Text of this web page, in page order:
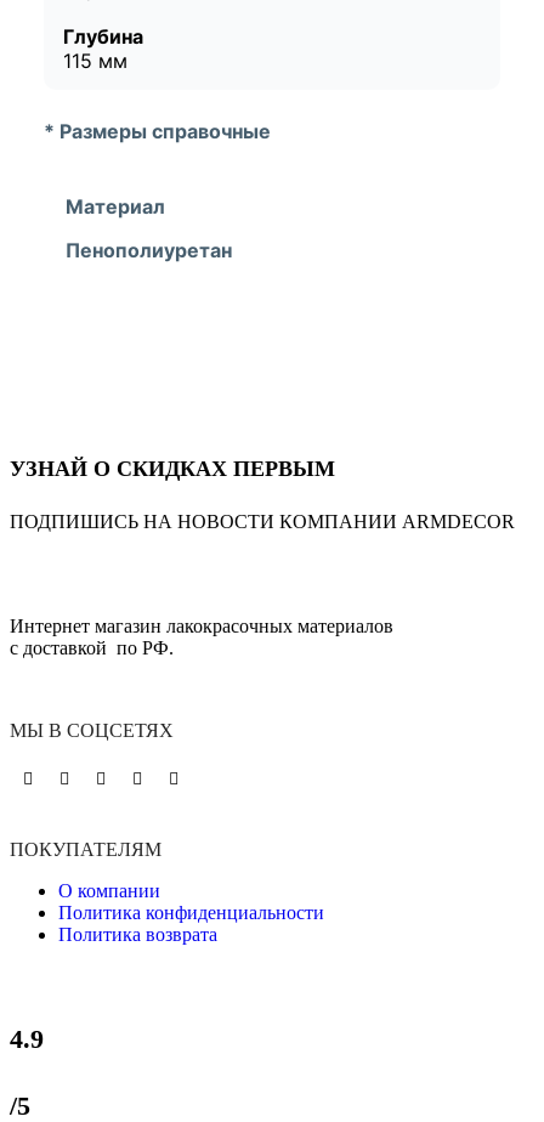
Глубина
115 мм
* Размеры справочные
Материал
Пенополиуретан
УЗНАЙ О СКИДКАХ ПЕРВЫМ
ПОДПИШИСЬ НА НОВОСТИ КОМПАНИИ ARMDECOR
Интернет магазин лакокрасочных материалов
с доставкой по РФ.
МЫ В СОЦСЕТЯХ
ПОКУПАТЕЛЯМ
О компании
Политика конфиденциальности
Политика возврата
4.9
/5